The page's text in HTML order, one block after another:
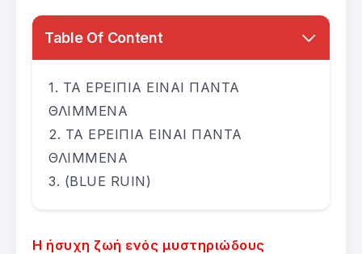
Table Of Content
ΤΑ ΕΡΕΙΠΙΑ ΕΙΝΑΙ ΠΑΝΤΑ
ΘΛΙΜΜΕΝΑ
ΤΑ ΕΡΕΙΠΙΑ ΕΙΝΑΙ ΠΑΝΤΑ
ΘΛΙΜΜΕΝΑ
(BLUE RUIN)
Η ήσυχη ζωή ενός μυστηριώδους